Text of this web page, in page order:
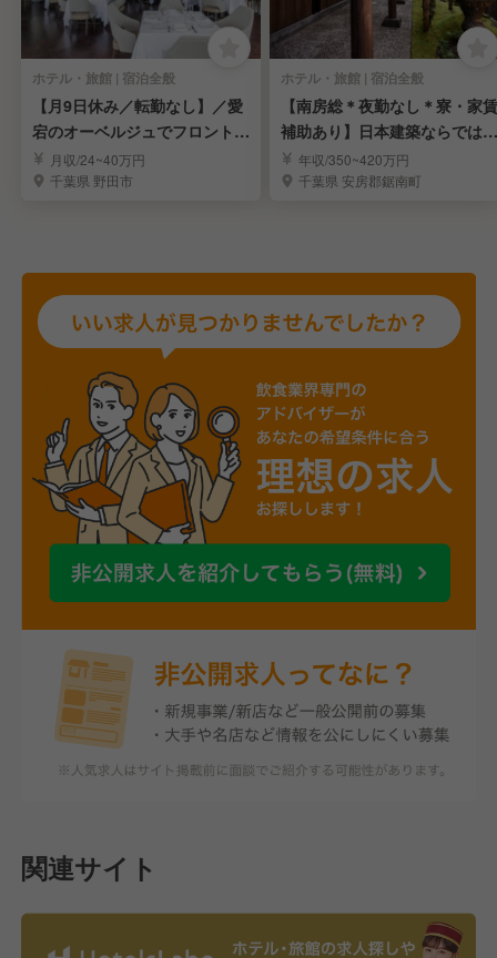
ホテル・旅館 | 宿泊全般
【月9日休み／転勤なし】／愛
宕のオーベルジュでフロントス
タッフを募集
月収/24~40万円
千葉県 野田市
ホテル・旅館 | 宿泊全般
【南房総＊夜勤なし＊寮・家賃
補助あり】日本建築ならではの
趣×現代的な快適さ
年収/350~420万円
千葉県 安房郡鋸南町
関連サイト